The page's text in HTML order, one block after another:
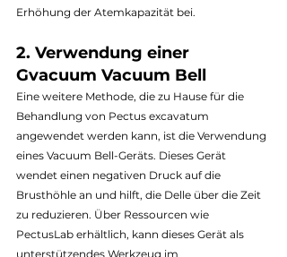
Erhöhung der Atemkapazität bei.
2. Verwendung einer
Gvacuum Vacuum Bell
Eine weitere Methode, die zu Hause für die
Behandlung von Pectus excavatum
angewendet werden kann, ist die Verwendung
eines Vacuum Bell-Geräts. Dieses Gerät
wendet einen negativen Druck auf die
Brusthöhle an und hilft, die Delle über die Zeit
zu reduzieren. Über Ressourcen wie
PectusLab erhältlich, kann dieses Gerät als
unterstützendes Werkzeug im